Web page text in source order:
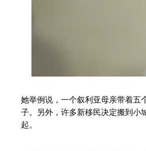
她举例说，一个叙利亚母亲带着五
子。另外，许多新移民决定搬到小
起。